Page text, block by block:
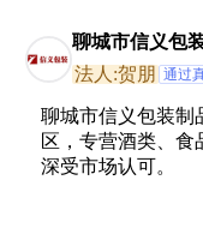
聊城市信义包
法人:贺朋 通过
聊城市信义包装制
区，专营酒类、食
深受市场认可。